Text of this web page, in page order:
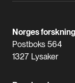
Norges
Postboks 564
1327 Lysaker